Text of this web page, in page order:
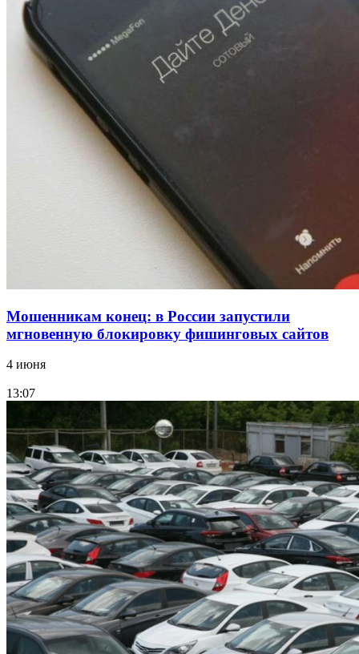
напала на незнакомую женщину с ножом
12:39
Сладкий праздник в Волгограде: в Центральном
парке прошёл фестиваль „Арбузный переполох“
Волгоградские компании нарастили экспорт:
заключены контракты на 3,6 млн долларов
Мошенникам конец: в России запустили
мгновенную блокировку фишинговых сайтов
4 июня
13:07